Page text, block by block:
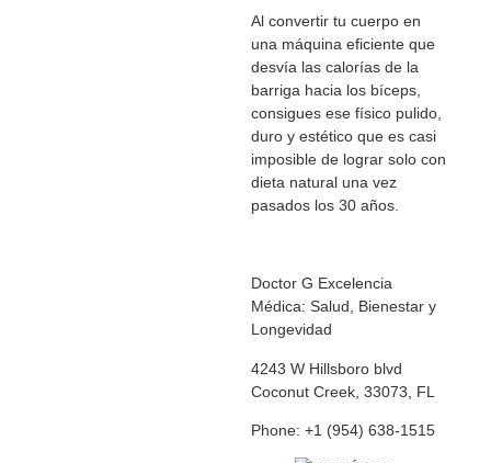
Al convertir tu cuerpo en
una máquina eficiente que
desvía las calorías de la
barriga hacia los bíceps,
consigues ese físico pulido,
duro y estético que es casi
imposible de lograr solo con
dieta natural una vez
pasados los 30 años.
Doctor G Excelencia
Médica: Salud, Bienestar y
Longevidad
4243 W Hillsboro blvd
Coconut Creek, 33073, FL
Phone: +1 (954) 638-1515